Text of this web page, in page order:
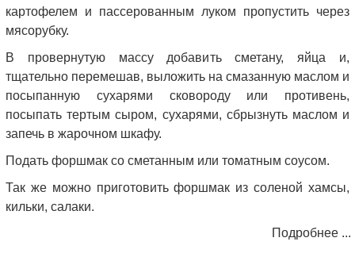
картофелем и пассерованным луком пропустить через
мясорубку.
В провернутую массу добавить сметану, яйца и,
тщательно перемешав, выложить на смазанную маслом и
посыпанную сухарями сковороду или противень,
посыпать тертым сыром, сухарями, сбрызнуть маслом и
запечь в жарочном шкафу.
Подать форшмак со сметанным или томатным соусом.
Так же можно приготовить форшмак из соленой хамсы,
кильки, салаки.
Подробнее ...